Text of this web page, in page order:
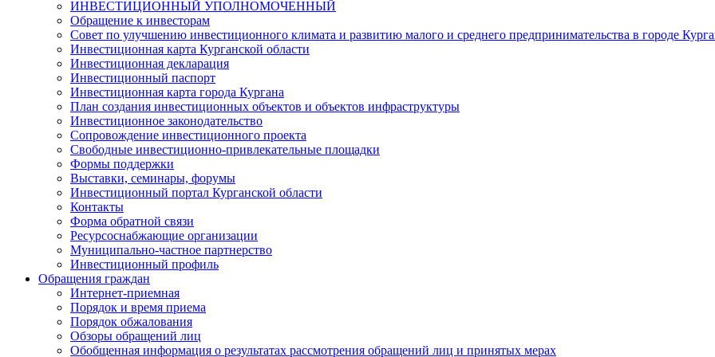
ИНВЕСТИЦИОННЫЙ УПОЛНОМОЧЕННЫЙ
Обращение к инвесторам
Совет по улучшению инвестиционного климата и развитию малого и среднего предпринимательства в городе
Инвестиционная карта Курганской области
Инвестиционная декларация
Инвестиционный паспорт
Инвестиционная карта города Кургана
План создания инвестиционных объектов и объектов инфраструктуры
Инвестиционное законодательство
Сопровождение инвестиционного проекта
Свободные инвестиционно-привлекательные площадки
Формы поддержки
Выставки, семинары, форумы
Инвестиционный портал Курганской области
Контакты
Форма обратной связи
Ресурсоснабжающие организации
Муниципально-частное партнерство
Инвестиционный профиль
Обращения граждан
Интернет-приемная
Порядок и время приема
Порядок обжалования
Обзоры обращений лиц
Обобщенная информация о результатах рассмотрения обращений лиц и принятых мерах